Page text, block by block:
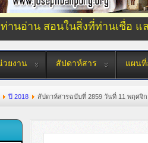
ท่านอ่าน สอนในสิ่งที่ท่านเชื่อ
วยงาน สัปดาห์สาร แผนที่
ปี 2018 สัปดาห์สารฉบับที่ 2859 วันที่ 11 พฤศจิก